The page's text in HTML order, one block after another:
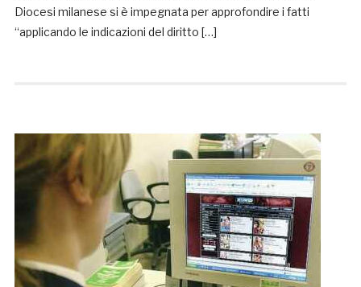
Diocesi milanese si è impegnata per approfondire i fatti
“applicando le indicazioni del diritto […]